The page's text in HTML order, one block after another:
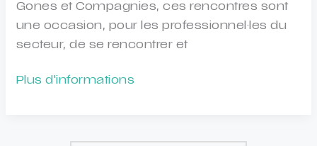
Gones et Compagnies, ces rencontres sont
une occasion, pour les professionnel·les du
secteur, de se rencontrer et
Rencontres
Plus d'informations